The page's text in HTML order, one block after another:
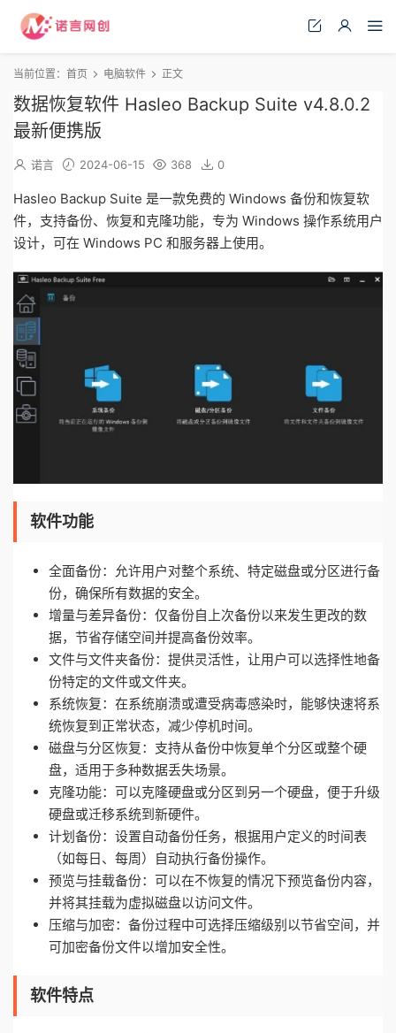
当前位置： 首页 电脑软件 正文
数据恢复软件 Hasleo Backup Suite v4.8.0.2
最新便携版
诺言 2024-06-15 368 0
Hasleo Backup Suite 是一款免费的 Windows 备份和恢复软
件，支持备份、恢复和克隆功能，专为 Windows 操作系统用户
设计，可在 Windows PC 和服务器上使用。
软件功能
全面备份：允许用户对整个系统、特定磁盘或分区进行备
份，确保所有数据的安全。
增量与差异备份：仅备份自上次备份以来发生更改的数
据，节省存储空间并提高备份效率。
文件与文件夹备份：提供灵活性，让用户可以选择性地备
份特定的文件或文件夹。
系统恢复：在系统崩溃或遭受病毒感染时，能够快速将系
统恢复到正常状态，减少停机时间。
磁盘与分区恢复：支持从备份中恢复单个分区或整个硬
盘，适用于多种数据丢失场景。
克隆功能：可以克隆硬盘或分区到另一个硬盘，便于升级
硬盘或迁移系统到新硬件。
计划备份：设置自动备份任务，根据用户定义的时间表
（如每日、每周）自动执行备份操作。
预览与挂载备份：可以在不恢复的情况下预览备份内容，
并将其挂载为虚拟磁盘以访问文件。
压缩与加密：备份过程中可选择压缩级别以节省空间，并
可加密备份文件以增加安全性。
软件特点